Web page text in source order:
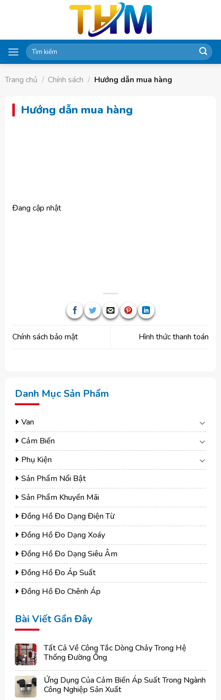
Tìm
kiếm:
Trang chủ / Chính sách / Hướng dẫn mua hàng
Hướng dẫn mua hàng
Đang cập nhật
Chính sách bảo mật Hình thức thanh toán
Danh Mục Sản Phẩm
Van
Cảm Biến
Phụ Kiện
Sản Phẩm Nổi Bật
Sản Phẩm Khuyến Mãi
Đồng Hồ Đo Dạng Điện Từ
Đồng Hồ Đo Dạng Xoáy
Đồng Hồ Đo Dạng Siêu Âm
Đồng Hồ Đo Áp Suất
Đồng Hồ Đo Chênh Áp
Bài Viết Gần Đây
Tất Cả Về Công Tắc Dòng Chảy Trong Hệ
Thống Đường Ống
Ứng Dụng Của Cảm Biến Áp Suất Trong Ngành
Công Nghiệp Sản Xuất